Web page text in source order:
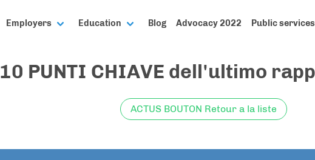
Employers Education Blog Advocacy 2022 Public services
10 PUNTI CHIAVE dell'ultimo
ACTUS BOUTON Retour a la liste